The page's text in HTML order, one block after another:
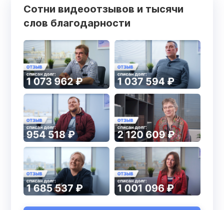
Сотни видеоотзывов и тысячи
слов благодарности